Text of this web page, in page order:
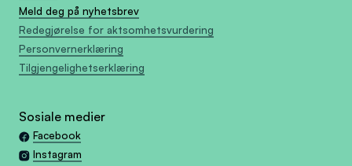
Meld deg på nyhetsbrev
Redegjørelse for aktsomhetsvurdering
Personvernerklæring
Tilgjengelighetserklæring
Sosiale medier
Facebook
Instagram